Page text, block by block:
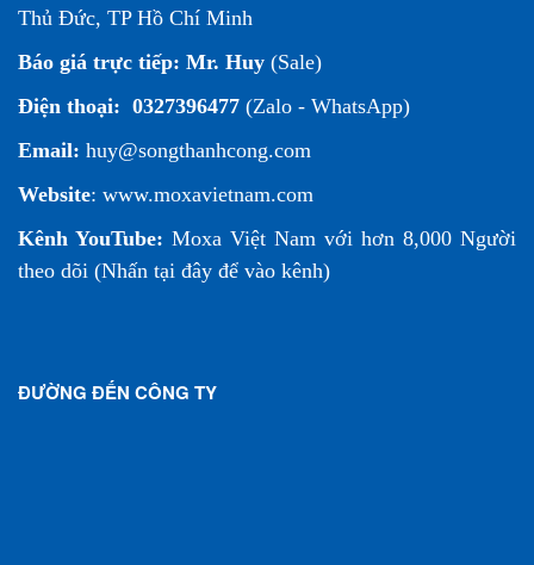
Thủ Đức, TP Hồ Chí Minh
Báo giá trực tiếp: Mr. Huy (Sale)
Điện thoại: 0327396477 (Zalo - WhatsApp)
Email: huy@songthanhcong.com
Website: www.moxavietnam.com
Kênh YouTube: Moxa Việt Nam với hơn 8,000 Người
theo dõi (Nhấn tại đây để vào kênh)
ĐƯỜNG ĐẾN CÔNG TY